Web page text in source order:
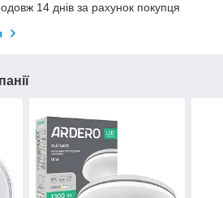
14 днів за рахунок покупця